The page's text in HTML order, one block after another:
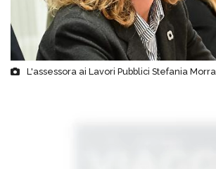
L'assessora ai Lavori Pubblici Stefania Morra